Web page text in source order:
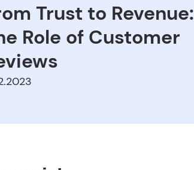
Trust to Revenue:
Role of Customer